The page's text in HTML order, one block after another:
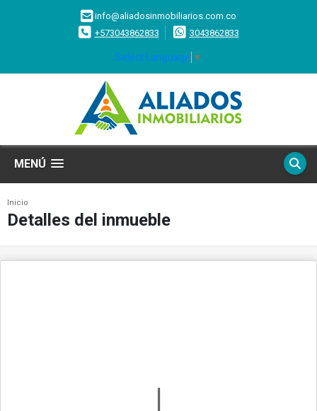
info@aliadosinmobiliarios.com.co
+573043862833
3043862833
Select Language ▼
MENÚ
Inicio
Detalles del inmueble